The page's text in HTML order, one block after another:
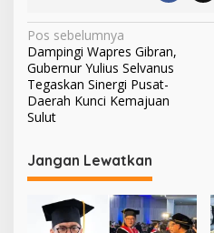
N
a
v
i
a
Pos sebelumnya
Dampingi Wapres Gibran,
Gubernur Yulius Selvanus
Tegaskan Sinergi Pusat-
Daerah Kunci Kemajuan
Sulut
Jangan Lewatkan